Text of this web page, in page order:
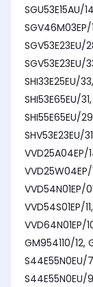
SGU53E15AU/
SGV53E23EU/
SGV53E23EU/
SHI33E25EU/
SHI53E65EU/
SHI55E65EU/
SHV53E23EU/
VVD25A04EP/
VVD25W04EP/
VVD54N01EP/
VVD54S01EP/
VVD64N01EP/
GM954110/12,
S44E55N0EU/
S44E55N0EU/